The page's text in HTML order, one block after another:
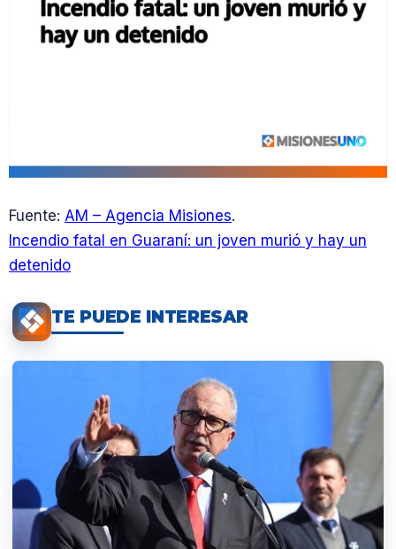
Fuente: AM – Agencia Misiones.
Incendio fatal en Guaraní: un joven murió y hay un
detenido
TE PUEDE INTERESAR